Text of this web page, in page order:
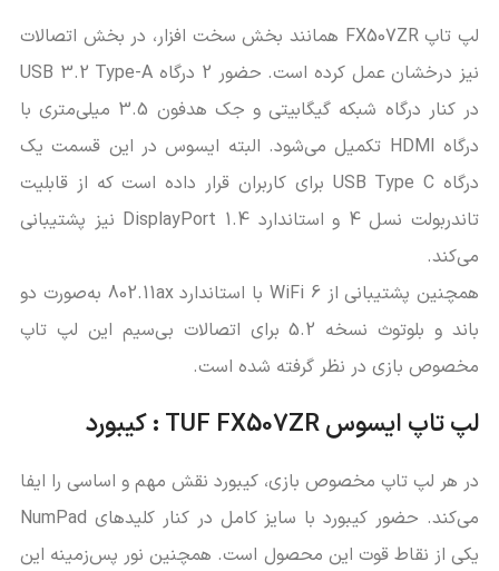
لپ تاپ FX507ZR همانند بخش سخت افزار، در بخش اتصالات
نیز درخشان عمل کرده است. حضور 2 درگاه USB 3.2 Type-A
در کنار درگاه شبکه گیگابیتی و جک هدفون 3.5 میلی‌متری با
درگاه HDMI تکمیل می‌شود. البته ایسوس در این قسمت یک
درگاه USB Type C برای کاربران قرار داده است که از قابلیت
تاندربولت نسل 4 و استاندارد DisplayPort 1.4 نیز پشتیبانی
می‌کند.
همچنین پشتیبانی از WiFi 6 با استاندارد 802.11ax به‌صورت دو
باند و بلوتوث نسخه 5.2 برای اتصالات بی‌سیم این لپ‌ تاپ
مخصوص بازی در نظر گرفته شده است.
لپ‌ تاپ ایسوس TUF FX507ZR : کیبورد
در هر لپ‌ تاپ مخصوص بازی، کیبورد نقش مهم و اساسی را ایفا
می‌کند. حضور کیبورد با سایز کامل در کنار کلیدهای NumPad
یکی از نقاط قوت این محصول است. همچنین نور پس‌زمینه این